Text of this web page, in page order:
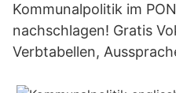
Kommunalpolitik im
nachschlagen! Gratis
Verbtabellen,